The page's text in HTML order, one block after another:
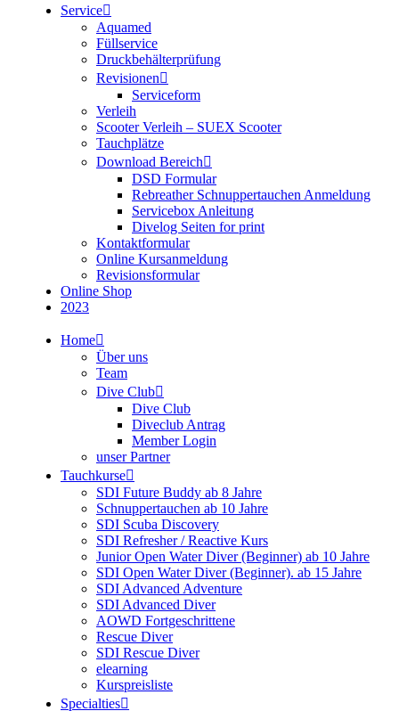
Service
Aquamed
Füllservice
Druckbehälterprüfung
Revisionen
Serviceform
Verleih
Scooter Verleih – SUEX Scooter
Tauchplätze
Download Bereich
DSD Formular
Rebreather Schnuppertauchen Anmeldung
Servicebox Anleitung
Divelog Seiten for print
Kontaktformular
Online Kursanmeldung
Revisionsformular
Online Shop
2023
Home
Über uns
Team
Dive Club
Dive Club
Diveclub Antrag
Member Login
unser Partner
Tauchkurse
SDI Future Buddy ab 8 Jahre
Schnuppertauchen ab 10 Jahre
SDI Scuba Discovery
SDI Refresher / Reactive Kurs
Junior Open Water Diver (Beginner) ab 10 Jahre
SDI Open Water Diver (Beginner). ab 15 Jahre
SDI Advanced Adventure
SDI Advanced Diver
AOWD Fortgeschrittene
Rescue Diver
SDI Rescue Diver
elearning
Kurspreisliste
Specialties